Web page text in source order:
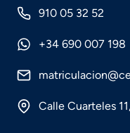
910 05 32 52
+34 690 007 198
Calle Cuarteles